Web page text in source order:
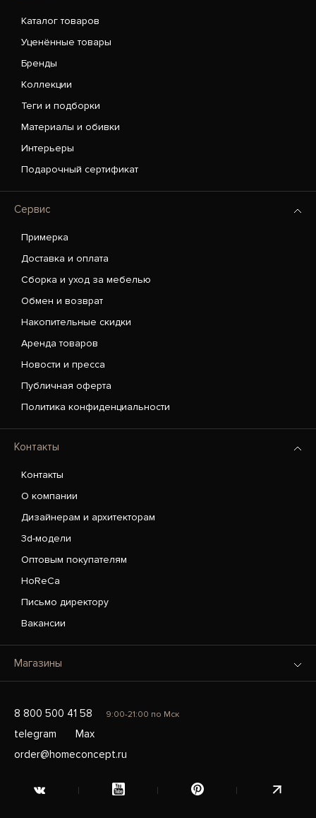
Каталог товаров
Уценённые товары
Бренды
Коллекции
Теги и подборки
Материалы и обивки
Интерьеры
Подарочный сертификат
Сервис
Примерка
Доставка и оплата
Сборка и уход за мебелью
Обмен и возврат
Накопительные скидки
Аренда товаров
Новости и пресса
Публичная оферта
Политика конфиденциальности
Контакты
Контакты
О компании
Дизайнерам и архитекторам
3d-модели
Оптовым покупателям
HoReCa
Письмо директору
Вакансии
Магазины
8 800 500 41 58 9:00-21:00 по Мск
telegram
Max
order@homeconcept.ru